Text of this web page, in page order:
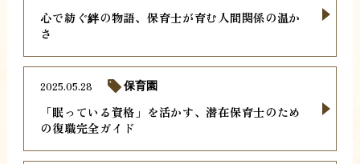
心で紡ぐ絆の物語、保育士が育む人間関係の温か
さ
「眠っている資格」を活かす、潜在保育士のため
の復職完全ガイド
2025.05.28 保育園